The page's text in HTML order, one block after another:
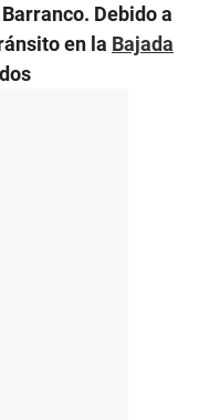
Debido a
en la Bajada